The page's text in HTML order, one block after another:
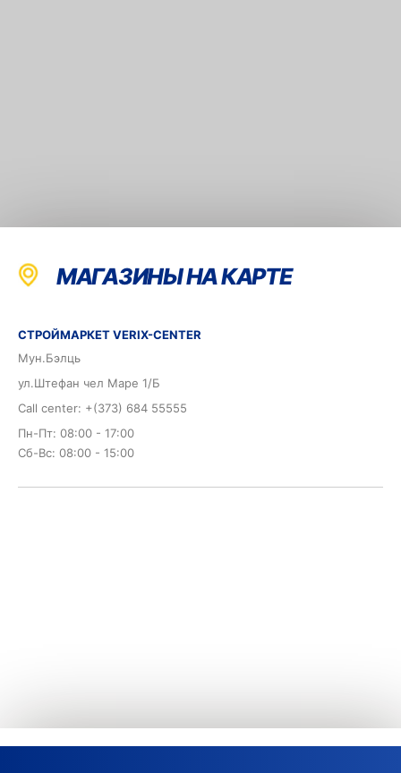
МАГАЗИНЫ НА КАРТЕ
СТРОЙМАРКЕТ VERIX-CENTER
Мун.Бэлць
ул.Штефан чел Маре 1/Б
Call center: +(373) 684 55555
Пн-Пт: 08:00 - 17:00
Сб-Вс: 08:00 - 15:00